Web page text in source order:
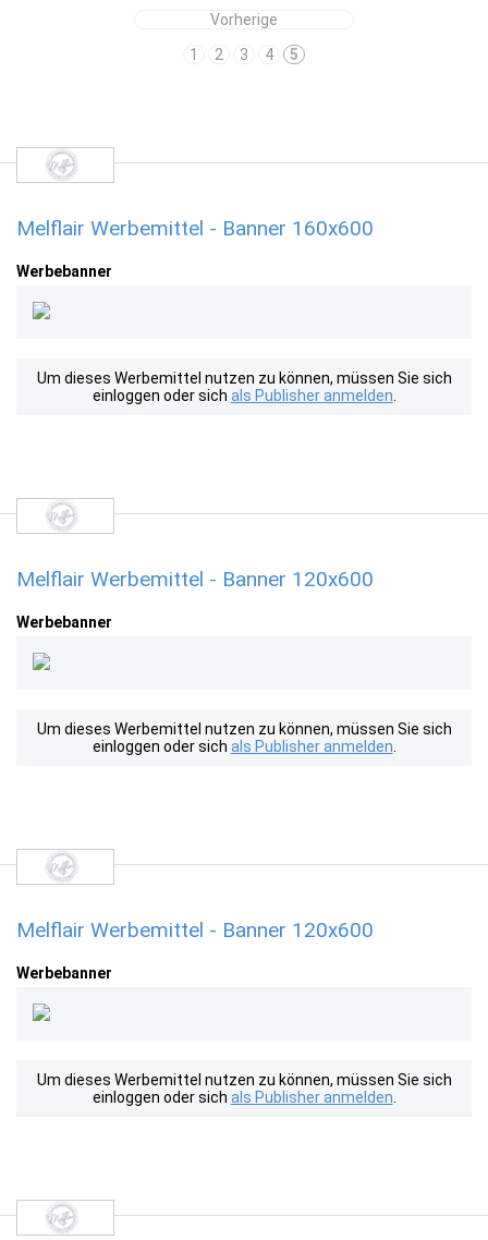
Vorherige
1
2 3 4 5
Melflair Werbemittel - Banner 160x600
Werbebanner
Um dieses Werbemittel nutzen zu können, müssen Sie sich
einloggen oder sich als Publisher anmelden
Melflair Werbemittel - Banner 120x600
Werbebanner
Um dieses Werbemittel nutzen zu können, müssen Sie sich
einloggen oder sich als Publisher anmelden
Melflair Werbemittel - Banner 120x600
Werbebanner
Um dieses Werbemittel nutzen zu können, müssen Sie sich
einloggen oder sich als Publisher anmelden